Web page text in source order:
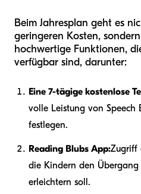
Beim Jahresplan geht es
geringeren Kosten,
hochwertige Funktionen,
verfügbar sind, darunter:
Eine 7-tägige kostenlose
volle Leistung von Speech
festlegen.
Reading Blubs App:Zugriff
die Kindern den Übergang
erleichtern soll.